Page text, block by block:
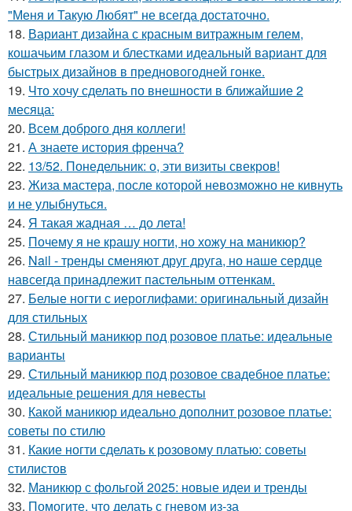
"Меня и Такую Любят" не всегда достаточно.
18. Вариант дизайна с красным витражным гелем,
кошачьим глазом и блестками идеальный вариант для
быстрых дизайнов в предновогодней гонке.
19. Что хочу сделать по внешности в ближайшие 2
месяца:
20. Всем доброго дня коллеги!
21. А знаете история френча?
22. 13/52. Понедельник: о, эти визиты свекров!
23. Жиза мастера, после которой невозможно не кивнуть
и не улыбнуться.
24. Я такая жадная … до лета!
25. Почему я не крашу ногти, но хожу на маникюр?
26. Nail - тренды сменяют друг друга, но наше сердце
навсегда принадлежит пастельным оттенкам.
27. Белые ногти с иероглифами: оригинальный дизайн
для стильных
28. Стильный маникюр под розовое платье: идеальные
варианты
29. Стильный маникюр под розовое свадебное платье:
идеальные решения для невесты
30. Какой маникюр идеально дополнит розовое платье:
советы по стилю
31. Какие ногти сделать к розовому платью: советы
стилистов
32. Маникюр с фольгой 2025: новые идеи и тренды
33. Помогите, что делать с гневом из-за